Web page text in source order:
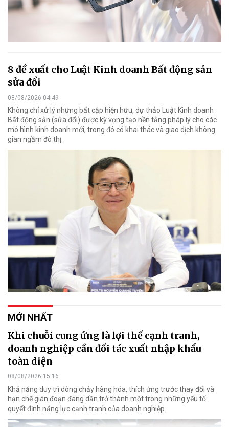
8 đề xuất cho Luật Kinh doanh Bất động sản
sửa đổi
08/08/2026 04:49
Không chỉ xử lý những bất cập hiện hữu, dự thảo Luật Kinh doanh
Bất động sản (sửa đổi) được kỳ vọng tạo nền tảng pháp lý cho các
mô hình kinh doanh mới, trong đó có khai thác và giao dịch không
gian ngầm đô thị.
MỚI NHẤT
Khi chuỗi cung ứng là lợi thế cạnh tranh,
doanh nghiệp cần đối tác xuất nhập khẩu
toàn diện
08/08/2026 15:16
Khả năng duy trì dòng chảy hàng hóa, thích ứng trước thay đổi và
hạn chế gián đoạn đang dần trở thành một trong những yếu tố
quyết định năng lực cạnh tranh của doanh nghiệp.